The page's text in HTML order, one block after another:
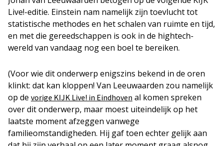
Live!-editie. Einstein nam namelijk zijn toevlucht tot
statistische methodes en het schalen van ruimte en tijd,
en met die gereedschappen is ook in de hightech-
wereld van vandaag nog een boel te bereiken.
(Voor wie dit onderwerp enigszins bekend in de oren
klinkt: dat kan kloppen! Van Leeuwaarden zou namelijk
op de vorige KIJK Live! in Eindhoven al komen spreken
over dit onderwerp, maar moest uiteindelijk op het
laatste moment afzeggen vanwege
familieomstandigheden. Hij gaf toen echter gelijk aan